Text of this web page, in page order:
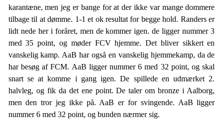
karantæne, men jeg er bange for at der ikke var mange dommere
tilbage til at dømme. 1-1 et ok resultat for begge hold. Randers er
lidt nede her i foråret, men de kommer igen. de ligger nummer 3
med 35 point, og møder FCV hjemme. Det bliver sikkert en
vanskelig kamp. AaB har også en vanskelig hjemmekamp, da de
har besøg af FCM. AaB ligger nummer 6 med 32 point, og skal
snart se at komme i gang igen. De spillede en udmærket 2.
halvleg, og fik da det ene point. De taler om bronze i Aalborg,
men den tror jeg ikke på. AaB er for svingende. AaB ligger
nummer 6 med 32 point, og bunden nærmer sig.